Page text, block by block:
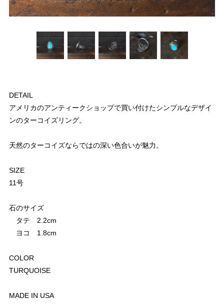
DETAIL
アメリカのアンティークショップで買い付けたシンプルなデザイ
ンのターコイズリング。
天然のターコイズならではの深い色合いが魅力。
SIZE
11号
石のサイズ
タテ 2.2cm
ヨコ 1.8cm
COLOR
TURQUOISE
MADE IN USA